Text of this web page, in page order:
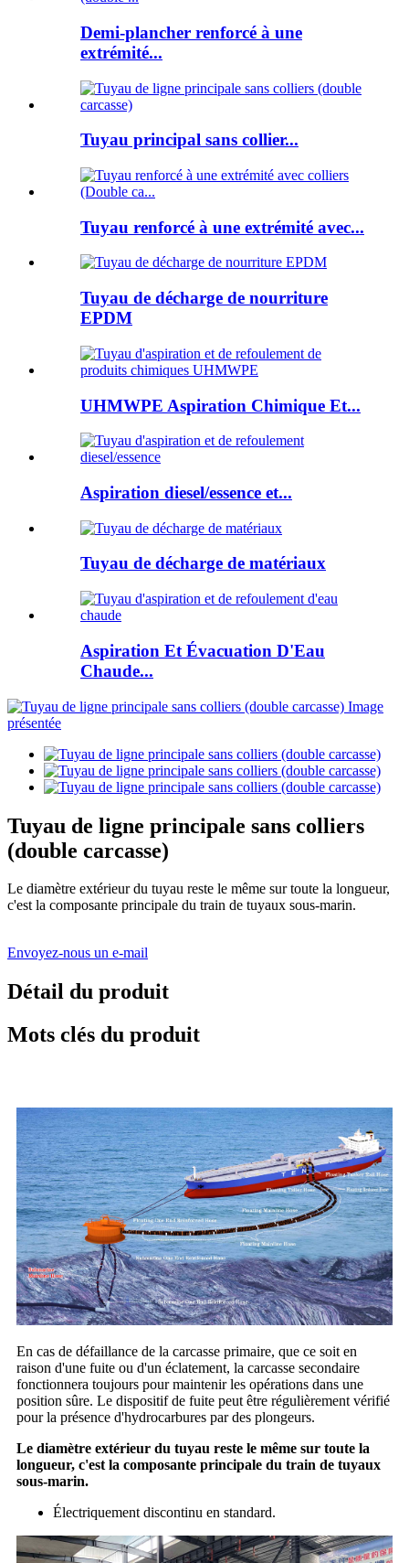
Demi-plancher renforcé à une
extrémité...
Tuyau principal sans collier...
Tuyau renforcé à une extrémité avec...
Tuyau de décharge de nourriture
EPDM
UHMWPE Aspiration Chimique Et...
Aspiration diesel/essence et...
Tuyau de décharge de matériaux
Aspiration Et Évacuation D'Eau
Chaude...
Tuyau de ligne principale sans colliers
(double carcasse)
Le diamètre extérieur du tuyau reste le même sur toute la longueur,
c'est la composante principale du train de tuyaux sous-marin.
Envoyez-nous un e-mail
Détail du produit
Mots clés du produit
En cas de défaillance de la carcasse primaire, que ce soit en
raison d'une fuite ou d'un éclatement, la carcasse secondaire
fonctionnera toujours pour maintenir les opérations dans une
position sûre. Le dispositif de fuite peut être régulièrement vérifié
pour la présence d'hydrocarbures par des plongeurs.
Le diamètre extérieur du tuyau reste le même sur toute la
longueur, c'est la composante principale du train de tuyaux
sous-marin.
Électriquement discontinu en standard.